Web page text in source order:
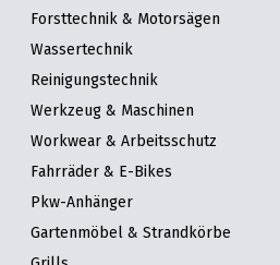
Forsttechnik & Motorsägen
Wassertechnik
Reinigungstechnik
Werkzeug & Maschinen
Workwear & Arbeitsschutz
Fahrräder & E-Bikes
Pkw-Anhänger
Gartenmöbel & Strandkörbe